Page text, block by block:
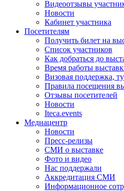
Видеоотзывы
Новости
Кабинет участника
Посетителям
Получить билет на
Список участников
Как добраться до
Время работы
Визовая поддержка,
Правила посещения
Отзывы посетителей
Новости
Iteca.events
Медиацентр
Новости
Пресс-релизы
СМИ о выставке
Фото и видео
Нас поддержали
Аккредитация СМИ
Информационное